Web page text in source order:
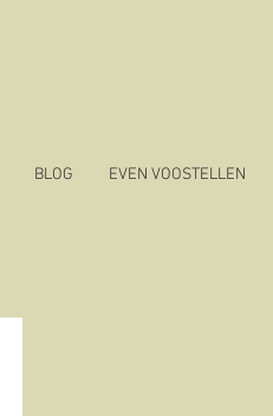
BLOG EVEN VOOSTELLEN